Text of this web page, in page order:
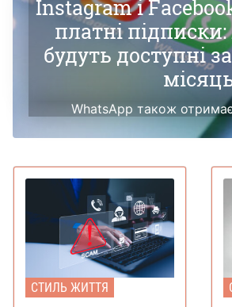
Instagram і
платні підписки:
будуть доступні
WhatsApp також
СТИЛЬ ЖИТТЯ